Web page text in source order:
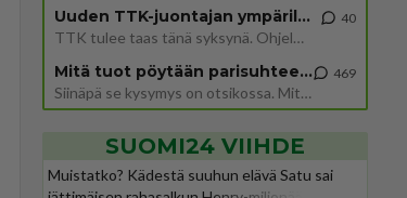
Uuden TTK-juontajan ympärillä epätietoisuus sakenee - Nyt MTV hämmentää soppaa
TTK tulee taas tänä syksynä. Ohjelman uudet tähtioppilaat julkistetaan torstaina 6. elokuuta klo 14 alkavassa lehdistö
40
Mitä tuot pöytään parisuhteessa?
Siinäpä se kysymys on otsikossa. Mitäpä siis tuot/toisit pöytään parisuhteessa? Oletko mies vai nainen? Koetko sen mitä
469
SUOMI24 VIIHDE
Muistatko? Kädestä suuhun elävä Satu sai